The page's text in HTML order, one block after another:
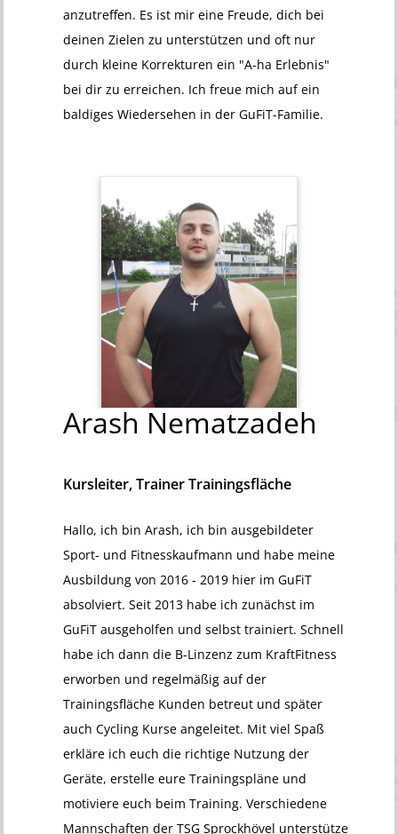
anzutreffen. Es ist mir eine Freude, dich bei
deinen Zielen zu unterstützen und oft nur
durch kleine Korrekturen ein "A-ha Erlebnis"
bei dir zu erreichen. Ich freue mich auf ein
baldiges Wiedersehen in der GuFiT-Familie.
Arash Nematzadeh
Kursleiter, Trainer Trainingsfläche
Hallo, ich bin Arash, ich bin ausgebildeter
Sport- und Fitnesskaufmann und habe meine
Ausbildung von 2016 - 2019 hier im GuFiT
absolviert. Seit 2013 habe ich zunächst im
GuFiT ausgeholfen und selbst trainiert. Schnell
habe ich dann die B-Linzenz zum KraftFitness
erworben und regelmäßig auf der
Trainingsfläche Kunden betreut und später
auch Cycling Kurse angeleitet. Mit viel Spaß
erkläre ich euch die richtige Nutzung der
Geräte, erstelle eure Trainingspläne und
motiviere euch beim Training. Verschiedene
Mannschaften der TSG Sprockhövel unterstütze